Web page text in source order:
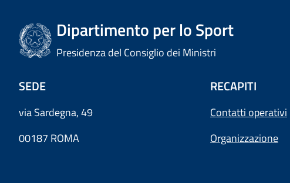
Dipartimento per lo Sport
Presidenza del Consiglio dei Ministri
SEDE
via Sardegna, 49
00187 ROMA
RECAPITI
Contatti operativi
Organizzazione